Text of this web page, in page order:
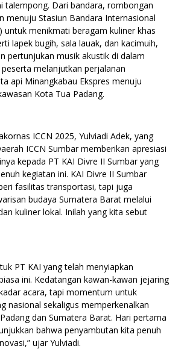
talempong. Dari bandara, rombongan
menuju Stasiun Bandara Internasional
untuk menikmati beragam kuliner khas
lapek bugih, sala lauak, dan kacimuih,
pertunjukan musik akustik di dalam
melanjutkan perjalanan
api Minangkabau Ekspres menuju
Kota Tua Padang.
ICCN 2025, Yulviadi Adek, yang
ICCN Sumbar memberikan apresiasi
kepada PT KAI Divre II Sumbar yang
kegiatan ini. KAI Divre II Sumbar
fasilitas transportasi, tapi juga
budaya Sumatera Barat melalui
kuliner lokal. Inilah yang kita sebut
PT KAI yang telah menyiapkan
ini. Kedatangan kawan-kawan jejaring
acara, tapi momentum untuk
nasional sekaligus memperkenalkan
dan Sumatera Barat. Hari pertama
bahwa penyambutan kita penuh
ujar Yulviadi.